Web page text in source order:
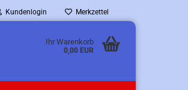
Kundenlogin Merkzettel
Ihr Warenkorb
0,00 EUR